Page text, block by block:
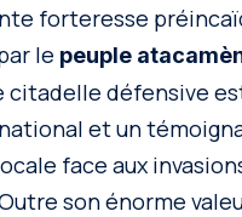
forteresse
le peuple
citadelle défensive
et un
face aux
son énorme